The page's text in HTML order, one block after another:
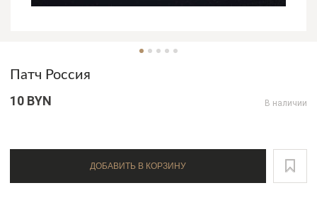
Патч Россия
10 BYN В наличии
ДОБАВИТЬ В КОРЗИНУ